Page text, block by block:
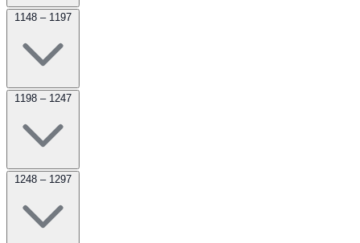
1148 – 1197
1198 – 1247
1248 – 1297